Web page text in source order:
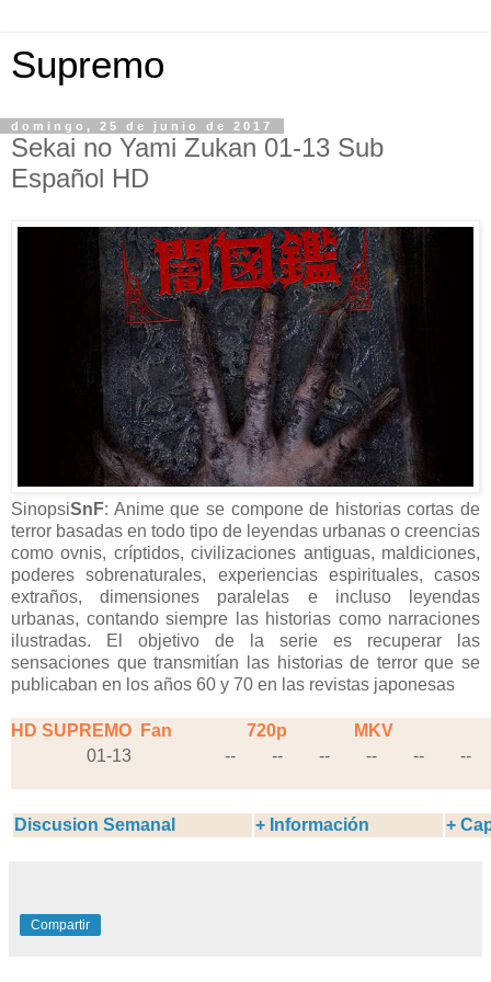
Supremo
domingo, 25 de junio de 2017
Sekai no Yami Zukan 01-13 Sub
Español HD
SinopsiSnF: Anime que se compone de historias cortas de
terror basadas en todo tipo de leyendas urbanas o creencias
como ovnis, críptidos, civilizaciones antiguas, maldiciones,
poderes sobrenaturales, experiencias espirituales, casos
extraños, dimensiones paralelas e incluso leyendas
urbanas, contando siempre las historias como narraciones
ilustradas. El objetivo de la serie es recuperar las
sensaciones que transmitían las historias de terror que se
publicaban en los años 60 y 70 en las revistas japonesas
HD SUPREMO Fan 720p
MKV
01-13
-- -- -- -- -- --
Discusion Semanal + Información +
Compartir